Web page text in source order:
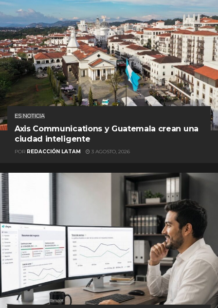
ES NOTICIA
Axis Communications y Guatemala crean una
ciudad inteligente
POR REDACCIÓN LATAM 3 AGOSTO, 2026